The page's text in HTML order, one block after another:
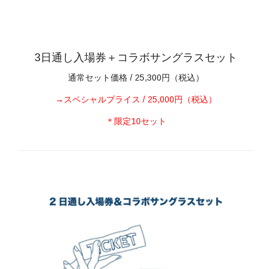
3日通し入場券＋コラボサングラスセット
通常セット価格 / 25,300円（税込）
→スペシャルプライス / 25,000円（税込）
＊限定10セット